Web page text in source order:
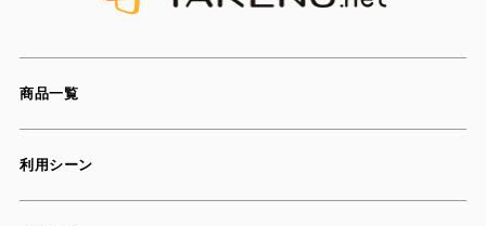
商品一覧
利用シーン